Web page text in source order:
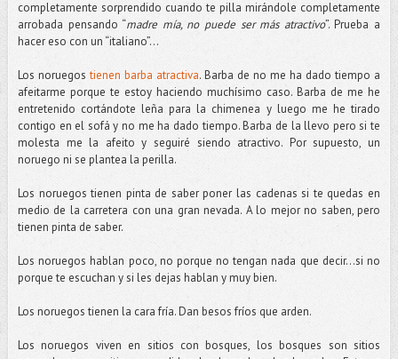
completamente sorprendido cuando te pilla mirándole completamente
arrobada pensando “madre mía, no puede ser más atractivo”. Prueba a
hacer eso con un “italiano”…
Los noruegostienen barba atractiva. Barba de no me ha dado tiempo a
afeitarme porque te estoy haciendo muchísimo caso. Barba de me he
entretenido cortándote leña para la chimenea y luego me he tirado
contigo en el sofá y no me ha dado tiempo. Barba de la llevo pero si te
molesta me la afeito y seguiré siendo atractivo. Por supuesto, un
noruego ni se plantea la perilla.
Los noruegos tienen pinta de saber poner las cadenas si te quedas en
medio de la carretera con una gran nevada. A lo mejor no saben, pero
tienen pinta de saber.
Los noruegos hablan poco, no porque no tengan nada que decir...si no
porque te escuchan y si les dejas hablan y muy bien.
Los noruegos tienen la cara fría. Dan besos fríos que arden.
Los noruegos viven en sitios con bosques, los bosques son sitios